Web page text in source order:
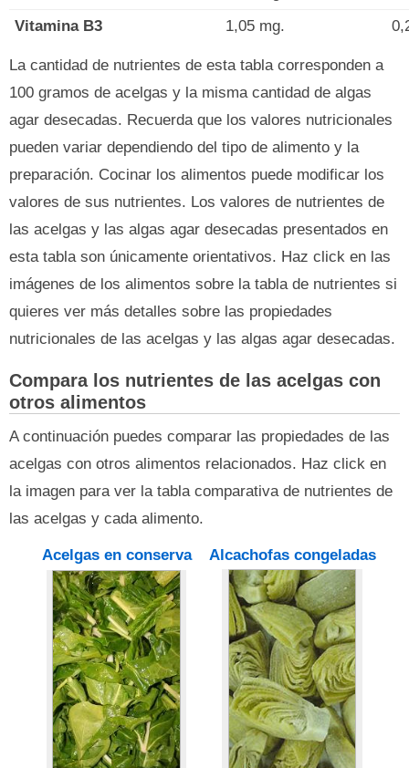
Vitamina B3
1,05 mg.
La cantidad de nutrientes de esta tabla corresponden a
100 gramos de acelgas y la misma cantidad de algas
agar desecadas. Recuerda que los valores nutricionales
pueden variar dependiendo del tipo de alimento y la
preparación. Cocinar los alimentos puede modificar los
valores de sus nutrientes. Los valores de nutrientes de
las acelgas y las algas agar desecadas presentados en
esta tabla son únicamente orientativos. Haz click en las
imágenes de los alimentos sobre la tabla de nutrientes si
quieres ver más detalles sobre las propiedades
nutricionales de las acelgas y las algas agar desecadas.
Compara los nutrientes de las acelgas con
otros alimentos
A continuación puedes comparar las propiedades de las
acelgas con otros alimentos relacionados. Haz click en
la imagen para ver la tabla comparativa de nutrientes de
las acelgas y cada alimento.
Acelgas en conserva Alcachofas congeladas